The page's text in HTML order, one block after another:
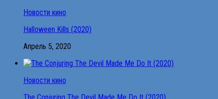
Новости кино
Halloween Kills (2020)
Апрель 5, 2020
Новости кино